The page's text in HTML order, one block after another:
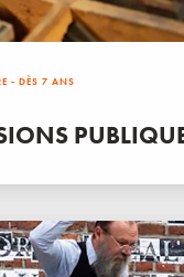
- DÈS 7 ANS